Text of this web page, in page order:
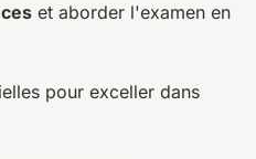
et aborder l'examen en
pour exceller dans